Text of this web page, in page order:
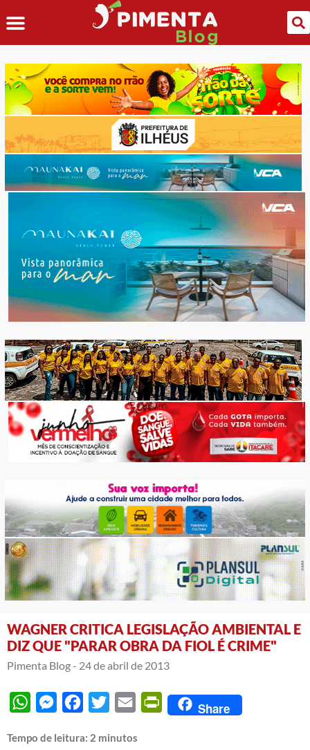
WAGNER CRITICA LEGISLAÇÃO AMBIENTAL E
DIZ QUE "PARAR OBRA DA FIOL É CRIME"
Pimenta Blog - 24 de abril de 2013
WhatsAppMessengerFacebook
Twitter Email PrintFriendly
Share
Tempo de leitura: 2 minutos